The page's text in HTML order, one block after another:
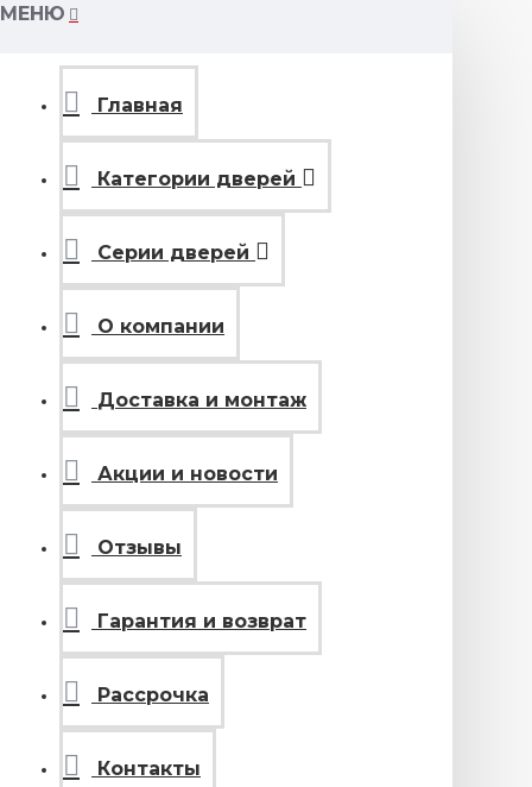
МЕНЮ
Главная
Категории дверей
Серии дверей
О компании
Доставка и монтаж
Акции и новости
Отзывы
Гарантия и возврат
Рассрочка
Контакты